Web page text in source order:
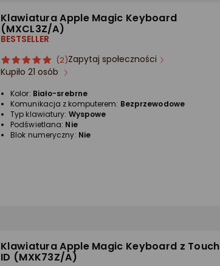
Klawiatura Apple Magic Keyboard
(MXCL3Z/A)
BESTSELLER
ocena
produktu
gwiazdki
Ocena
produktu
(2)Zapytaj społeczności
Kupiło 21 osób
Kolor: Biało-srebrne
Komunikacja z komputerem: Bezprzewodowe
Typ klawiatury: Wyspowe
Podświetlana: Nie
Blok numeryczny: Nie
Klawiatura Apple Magic Keyboard z Touch
ID (MXK73Z/A)